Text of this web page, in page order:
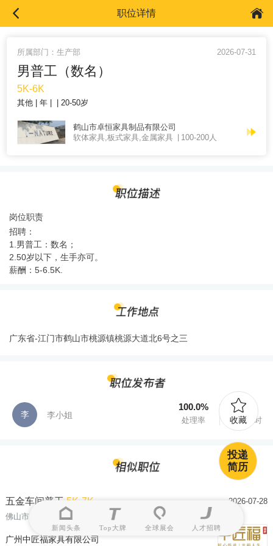
职位详情
所属部门：生产部 2026-07-31
男普工（数名）
5K-6K
其他 年 20-50岁
鹤山市卓恒家具制品有限公司
软体家具,板式家具,金属家具
100-200人
岗位职责
招聘：
1.男普工：数名；
2.50岁以下，生手亦可。
薪酬：5-6.5K.
广东省-江门市鹤山市桃源镇桃源大道北6号之三
李 李小姐
100.0%
处理率
0.0天
处理用时
五金车间普工 5K-7K
2026-07-28
佛山市
| 18-45岁 | 其他
广州中匠福家具有限公司
新闻头条 Top大牌 全球展会 人才招聘
收藏
投递
简历